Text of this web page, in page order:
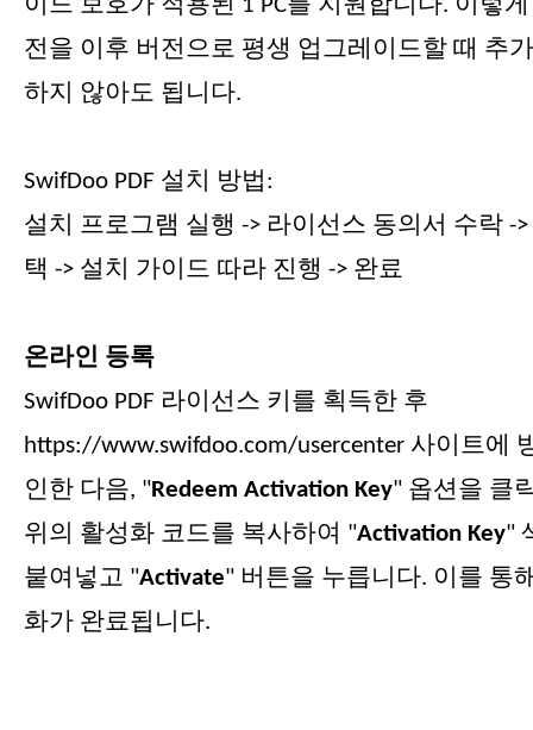
이드 보호가 적용된 1 PC를 지원합니다. 이렇
전을 이후 버전으로 평생 업그레이드할 때 추
하지 않아도 됩니다.
SwifDoo PDF 설치 방법:
설치 프로그램 실행 -> 라이선스 동의서 수락 -
택 -> 설치 가이드 따라 진행 -> 완료
온라인 등록
SwifDoo PDF 라이선스 키를 획득한 후
https://www.swifdoo.com/usercenter 사이트에
인한 다음, "Redeem Activation Key" 옵션을 클
위의 활성화 코드를 복사하여 "Activation Key"
붙여넣고 "Activate" 버튼을 누릅니다. 이를 통
화가 완료됩니다.